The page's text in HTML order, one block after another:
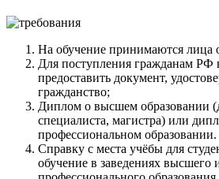
На обучение принимаются лица
Для поступления гражданам РФ
предоставить документ,
гражданство;
Диплом о высшем образовании
специалиста, магистра) или
профессиональном образовании.
Справку с места учёбы для
обучение в заведениях высшего